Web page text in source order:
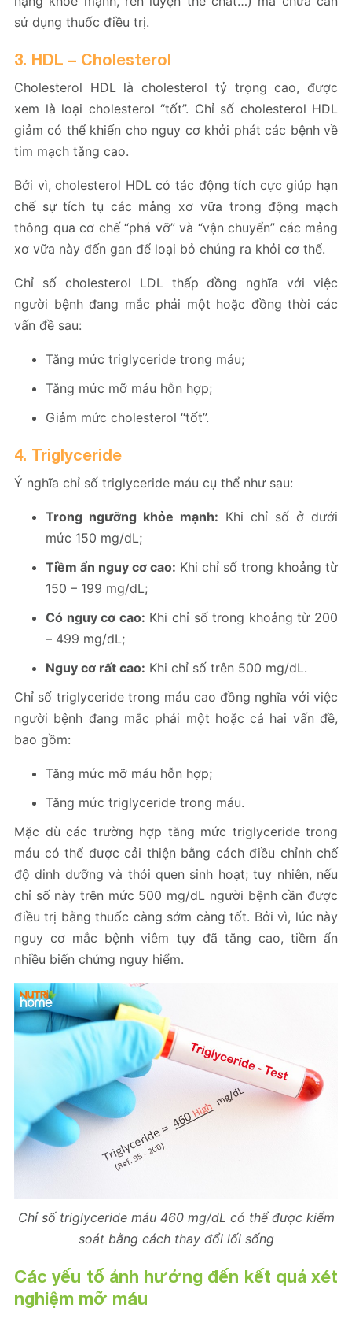
sử dụng thuốc điều trị.
3. HDL – Cholesterol
Cholesterol HDL là cholesterol tỷ trọng cao, được
xem là loại cholesterol “tốt”. Chỉ số cholesterol HDL
giảm có thể khiến cho nguy cơ khởi phát các bệnh về
tim mạch tăng cao.
Bởi vì, cholesterol HDL có tác động tích cực giúp hạn
chế sự tích tụ các mảng xơ vữa trong động mạch
thông qua cơ chế “phá vỡ” và “vận chuyển” các mảng
xơ vữa này đến gan để loại bỏ chúng ra khỏi cơ thể.
Chỉ số cholesterol LDL thấp đồng nghĩa với việc
người bệnh đang mắc phải một hoặc đồng thời các
vấn đề sau:
Tăng mức triglyceride trong máu;
Tăng mức mỡ máu hỗn hợp;
Giảm mức cholesterol “tốt”.
4. Triglyceride
Ý nghĩa chỉ số triglyceride máu cụ thể như sau:
Trong ngưỡng khỏe mạnh: Khi chỉ số ở dưới
mức 150 mg/dL;
Tiềm ẩn nguy cơ cao: Khi chỉ số trong khoảng từ
150 – 199 mg/dL;
Có nguy cơ cao: Khi chỉ số trong khoảng từ 200
– 499 mg/dL;
Nguy cơ rất cao: Khi chỉ số trên 500 mg/dL.
Chỉ số triglyceride trong máu cao đồng nghĩa với việc
người bệnh đang mắc phải một hoặc cả hai vấn đề,
bao gồm:
Tăng mức mỡ máu hỗn hợp;
Tăng mức triglyceride trong máu.
Mặc dù các trường hợp tăng mức triglyceride trong
máu có thể được cải thiện bằng cách điều chỉnh chế
độ dinh dưỡng và thói quen sinh hoạt; tuy nhiên, nếu
chỉ số này trên mức 500 mg/dL người bệnh cần được
điều trị bằng thuốc càng sớm càng tốt. Bởi vì, lúc này
nguy cơ mắc bệnh viêm tụy đã tăng cao, tiềm ẩn
nhiều biến chứng nguy hiểm.
Chỉ số triglyceride máu 460 mg/dL có thể được kiểm
soát bằng cách thay đổi lối sống
Các yếu tố ảnh hưởng đến kết quả xét
nghiệm mỡ máu